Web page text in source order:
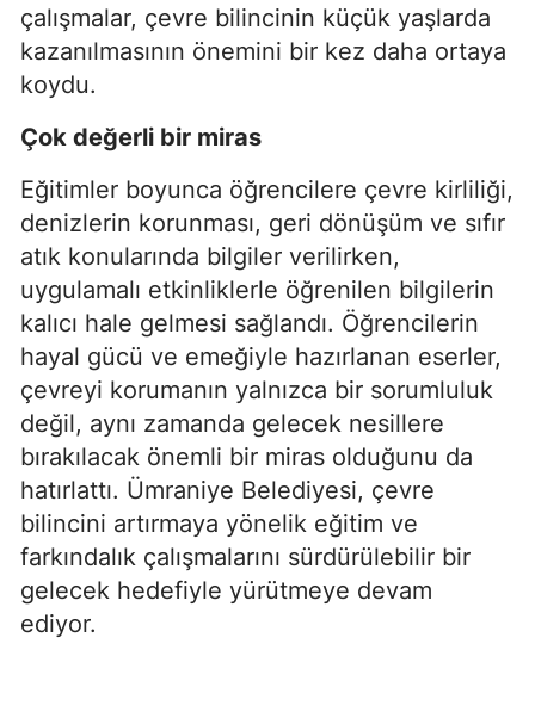
çalışmalar, çevre bilincinin küçük yaşlarda
kazanılmasının önemini bir kez daha ortaya
koydu.
Çok değerli bir miras
Eğitimler boyunca öğrencilere çevre kirliliği,
denizlerin korunması, geri dönüşüm ve sıfır
atık konularında bilgiler verilirken,
uygulamalı etkinliklerle öğrenilen bilgilerin
kalıcı hale gelmesi sağlandı. Öğrencilerin
hayal gücü ve emeğiyle hazırlanan eserler,
çevreyi korumanın yalnızca bir sorumluluk
değil, aynı zamanda gelecek nesillere
bırakılacak önemli bir miras olduğunu da
hatırlattı. Ümraniye Belediyesi, çevre
bilincini artırmaya yönelik eğitim ve
farkındalık çalışmalarını sürdürülebilir bir
gelecek hedefiyle yürütmeye devam
ediyor.